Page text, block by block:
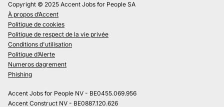
Copyright © 2025 Accent Jobs for People SA
À propos d’Accent
Politique de cookies
Politique de respect de la vie privée
Conditions d'utilisation
Politique d’Alerte
Numeros dagrement
Phishing
Accent Jobs for People NV - BE0455.069.956
Accent Construct NV - BE0887.120.626